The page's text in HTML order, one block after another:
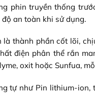
phin truyền thống
an toàn khi sử dụng.
là thành phần cốt lõi,
điện phân thể rắn
oxit hoặc Sunfua,
tự như Pin lithium-